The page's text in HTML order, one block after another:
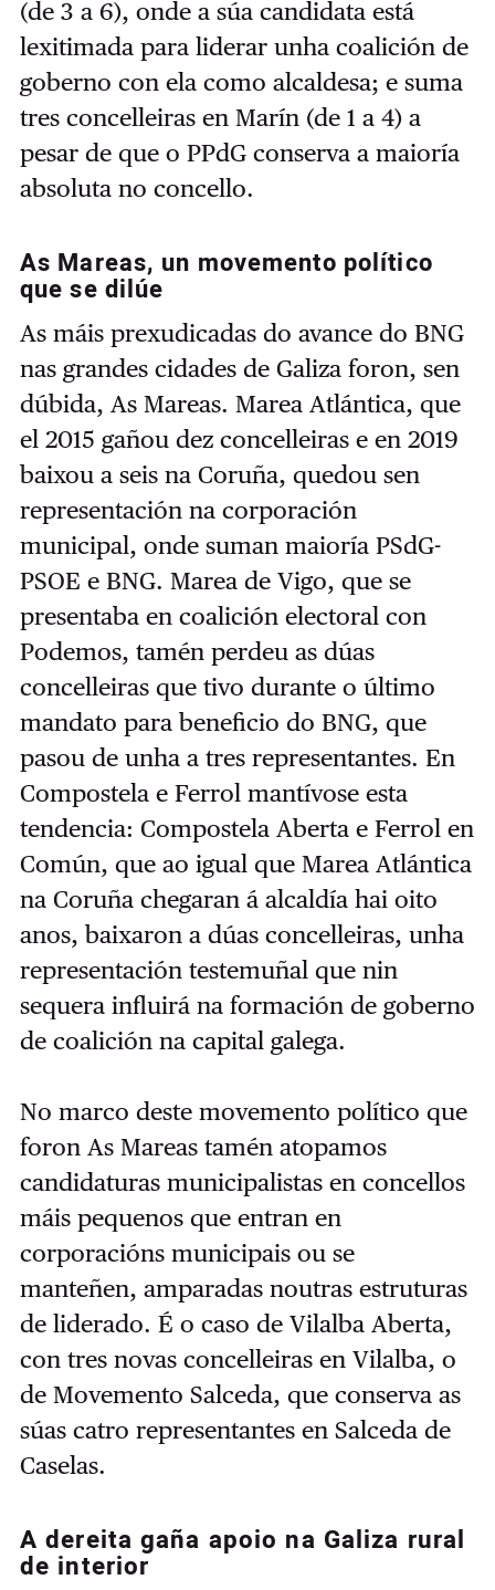
(de 3 a 6), onde a súa candidata está
lexitimada para liderar unha coalición de
goberno con ela como alcaldesa; e suma
tres concelleiras en Marín (de 1 a 4) a
pesar de que o PPdG conserva a maioría
absoluta no concello.
As Mareas, un movemento político
que se dilúe
As máis prexudicadas do avance do BNG
nas grandes cidades de Galiza foron, sen
dúbida, As Mareas. Marea Atlántica, que
el 2015 gañou dez concelleiras e en 2019
baixou a seis na Coruña, quedou sen
representación na corporación
municipal, onde suman maioría PSdG-
PSOE e BNG. Marea de Vigo, que se
presentaba en coalición electoral con
Podemos, tamén perdeu as dúas
concelleiras que tivo durante o último
mandato para beneficio do BNG, que
pasou de unha a tres representantes. En
Compostela e Ferrol mantívose esta
tendencia: Compostela Aberta e Ferrol en
Común, que ao igual que Marea Atlántica
na Coruña chegaran á alcaldía hai oito
anos, baixaron a dúas concelleiras, unha
representación testemuñal que nin
sequera influirá na formación de goberno
de coalición na capital galega.
No marco deste movemento político que
foron As Mareas tamén atopamos
candidaturas municipalistas en concellos
máis pequenos que entran en
corporacións municipais ou se
manteñen, amparadas noutras estruturas
de liderado. É o caso de Vilalba Aberta,
con tres novas concelleiras en Vilalba, o
de Movemento Salceda, que conserva as
súas catro representantes en Salceda de
Caselas.
A dereita gaña apoio na Galiza rural
de interior